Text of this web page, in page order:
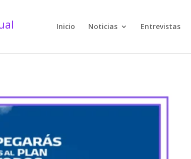
Inicio Noticias Entrevistas